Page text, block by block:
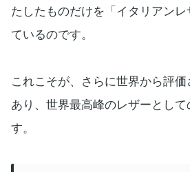
たしたものだけを「イタリアン
ているのです。
これこそが、さらに世界から評
あり、世界最高峰のレザーとし
す。